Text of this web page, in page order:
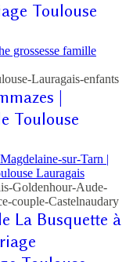
Toulouse
grossesse famille
|
Toulouse
sur-Tarn |
Lauragais
La Busquette à